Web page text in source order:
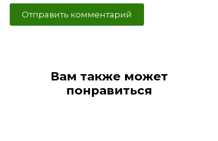
Вам также может
понравиться